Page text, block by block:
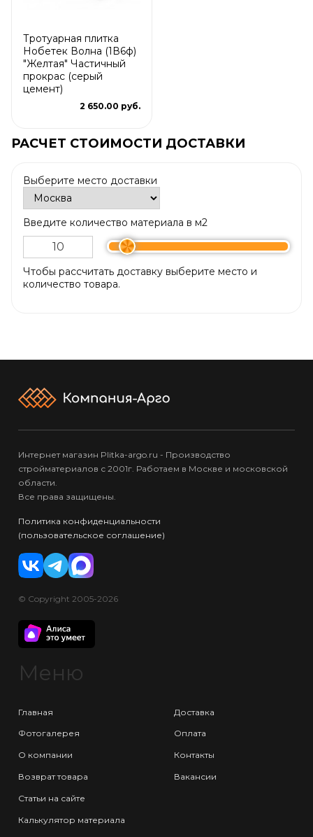
Тротуарная плитка
Нобетек Волна (1В6ф)
"Желтая" Частичный
прокрас (серый
цемент)
2 650.00 руб.
РАСЧЕТ СТОИМОСТИ ДОСТАВКИ
Выберите место доставки
Введите количество материала в м2
Чтобы рассчитать доставку выберите место и
количество товара.
Интернет магазин Plitka-argo.ru - Производство
стройматериалов с 2001г. Работаем в Москве и московской
области.
Все права защищены.
Политика конфиденциальности
(пользовательское соглашение)
© Copyright 2005-2026
Меню
Главная
Фотогалерея
О компании
Возврат товара
Статьи на сайте
Калькулятор материала
Доставка
Оплата
Контакты
Вакансии